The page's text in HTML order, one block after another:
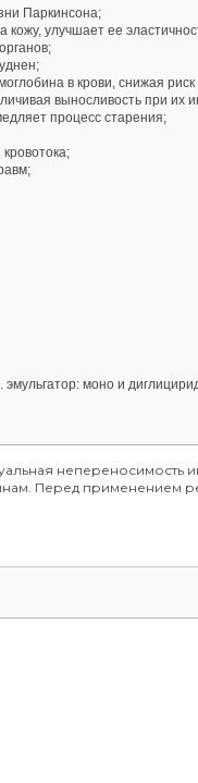
Паркинсона;
улучшает ее
в крови, снижая
выносливость при их
процесс старения;
моно и
непереносимость
Перед применением